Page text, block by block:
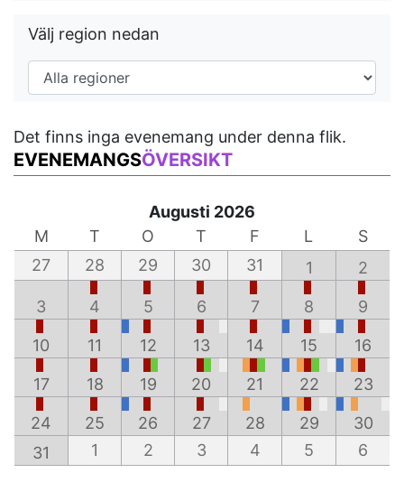
Välj region nedan
Det finns inga evenemang under denna flik.
EVENEMANGSÖVERSIKT
Augusti 2026
M
T O T F L
S
27
28 29 30 31 1 2
3 4 5 6 7 8 9
10 11 12 13 14 15 16
17 18 19 20 21 22 23
24 25 26 27 28 29
30
31
1 2 3 4 5 6